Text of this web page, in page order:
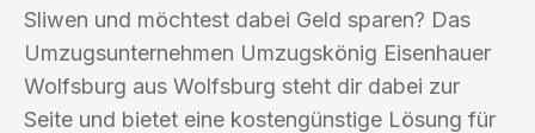
Sliwen und möchtest dabei Geld sparen? Das
Umzugsunternehmen Umzugskönig Eisenhauer
Wolfsburg aus Wolfsburg steht dir dabei zur
Seite und bietet eine kostengünstige Lösung für